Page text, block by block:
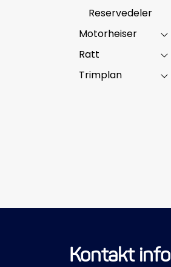
Reservedeler
Motorheiser
Ratt
Trimplan
Kontakt info